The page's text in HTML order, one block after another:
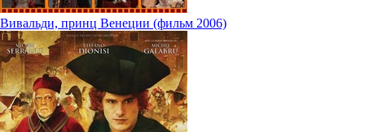
Вивальди, принц Венеции (фильм 2006)